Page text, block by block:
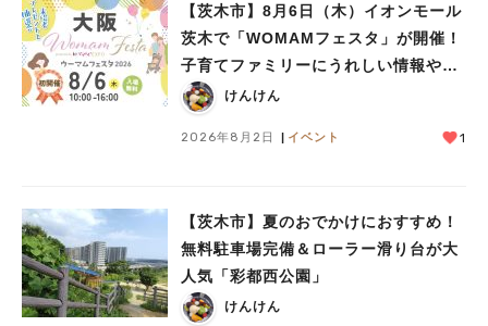
【茨木市】8月6日（木）イオンモール
茨木で「WOMAMフェスタ」が開催！
子育てファミリーにうれしい情報やプ
レゼントがいっぱい♪
けんけん
2026年8月2日 イベント 1
【茨木市】夏のおでかけにおすすめ！
無料駐車場完備＆ローラー滑り台が大
人気「彩都西公園」
けんけん